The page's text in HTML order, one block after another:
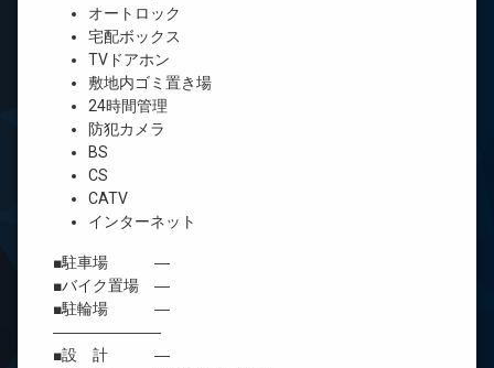
オートロック
宅配ボックス
TVドアホン
敷地内ゴミ置き場
24時間管理
防犯カメラ
BS
CS
CATV
インターネット
■駐車場 ―
■バイク置場 ―
■駐輪場 ―
―――――――
■設 計 ―